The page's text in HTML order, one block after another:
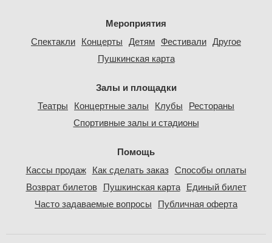
Мероприятия
Спектакли
Концерты Детям Фестивали Другое
Пушкинская карта
Залы и площадки
Театры
Концертные залы Клубы
Рестораны
Спортивные залы и стадионы
Помощь
Кассы продаж
Как сделать заказ
Способы оплаты
Возврат билетов
Пушкинская карта
Единый билет
Часто задаваемые вопросы
Публичная оферта